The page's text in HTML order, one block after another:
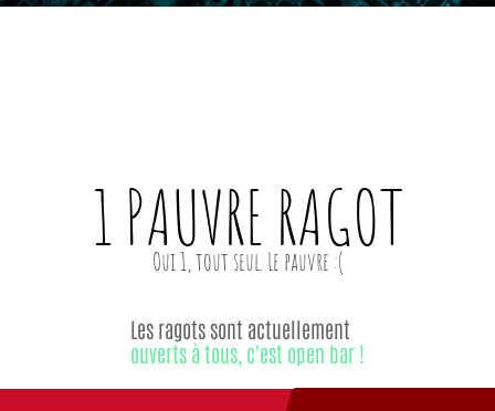
1 PAUVRE RAGOT
Les ragots sont actuellement
ouverts à tous, c'est open bar !